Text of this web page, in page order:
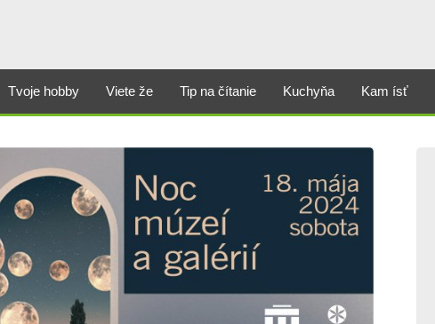
Tvoje hobby Viete že Tip na čítanie Kuchyňa Kam ísť